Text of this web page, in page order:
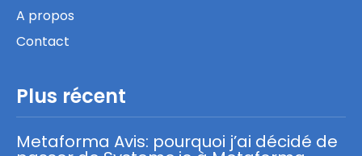
A propos
Contact
Plus récent
Metaforma Avis: pourquoi j’ai décidé de